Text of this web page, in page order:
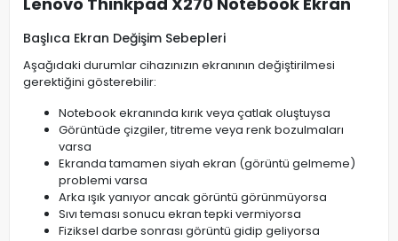
Başlıca Ekran Değişim Sebepleri
Aşağıdaki durumlar cihazınızın ekranının değiştirilmesi
gerektiğini gösterebilir:
Notebook ekranında kırık veya çatlak oluştuysa
Görüntüde çizgiler, titreme veya renk bozulmaları
varsa
Ekranda tamamen siyah ekran (görüntü gelmeme)
problemi varsa
Arka ışık yanıyor ancak görüntü görünmüyorsa
Sıvı teması sonucu ekran tepki vermiyorsa
Fiziksel darbe sonrası görüntü gidip geliyorsa